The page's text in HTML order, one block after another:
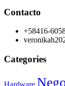
Contacto
+58416-
Categories
Hardware